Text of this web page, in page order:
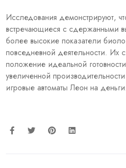
Исследования демонстрируют,
встречающиеся с сдержанными
более высокие показатели
повседневной деятельности. Их
положение идеальной
увеличенной
игровые автоматы Леон на деньги.